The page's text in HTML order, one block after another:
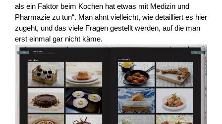
als ein Faktor beim Kochen hat etwas mit Medizin und
Pharmazie zu tun“. Man ahnt vielleicht, wie detailliert es hier
zugeht, und das viele Fragen gestellt werden, auf die man
erst einmal gar nicht käme.